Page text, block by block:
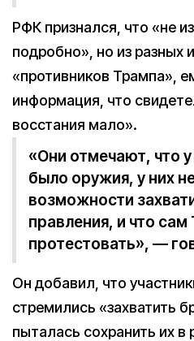
РФК признался, что «не
подробно», но из разных
«противников Трампа»,
информация, что
восстания мало».
«Они отмечают, что
было оружия, у них
возможности
правления, и что
протестовать», —
Он добавил, что
стремились «захватить
пыталась сохранить их в